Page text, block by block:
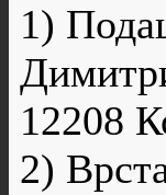
1)
12208
2)